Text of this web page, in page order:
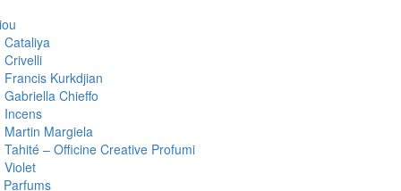
Crivelli
Francis Kurkdjian
Gabriella Chieffo
Incens
Martin Margiela
Tahité – Officine Creative Profumi
Violet